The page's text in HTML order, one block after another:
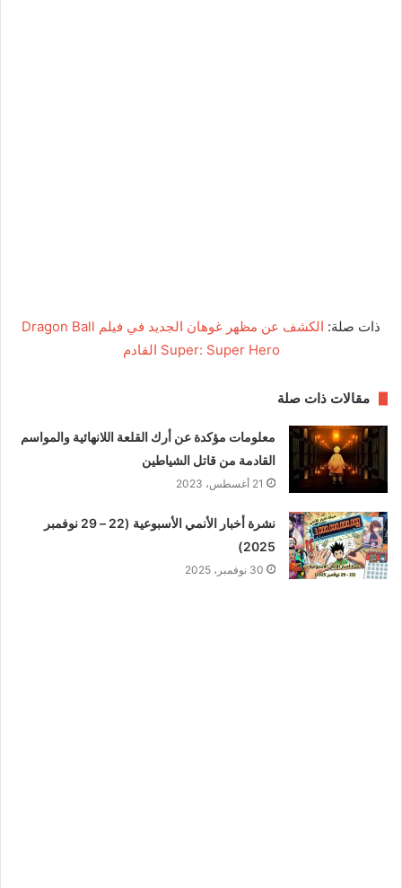
ذات صلة:
الكشف عن مظهر غوهان الجديد في فيلم Dragon Ball
Super: Super Hero القادم
مقالات ذات صلة
معلومات مؤكدة عن أرك القلعة اللانهائية والمواسم
القادمة من قاتل الشياطين
21 أغسطس، 2023
نشرة أخبار الأنمي الأسبوعية (22 – 29 نوفمبر
2025)
30 نوفمبر، 2025